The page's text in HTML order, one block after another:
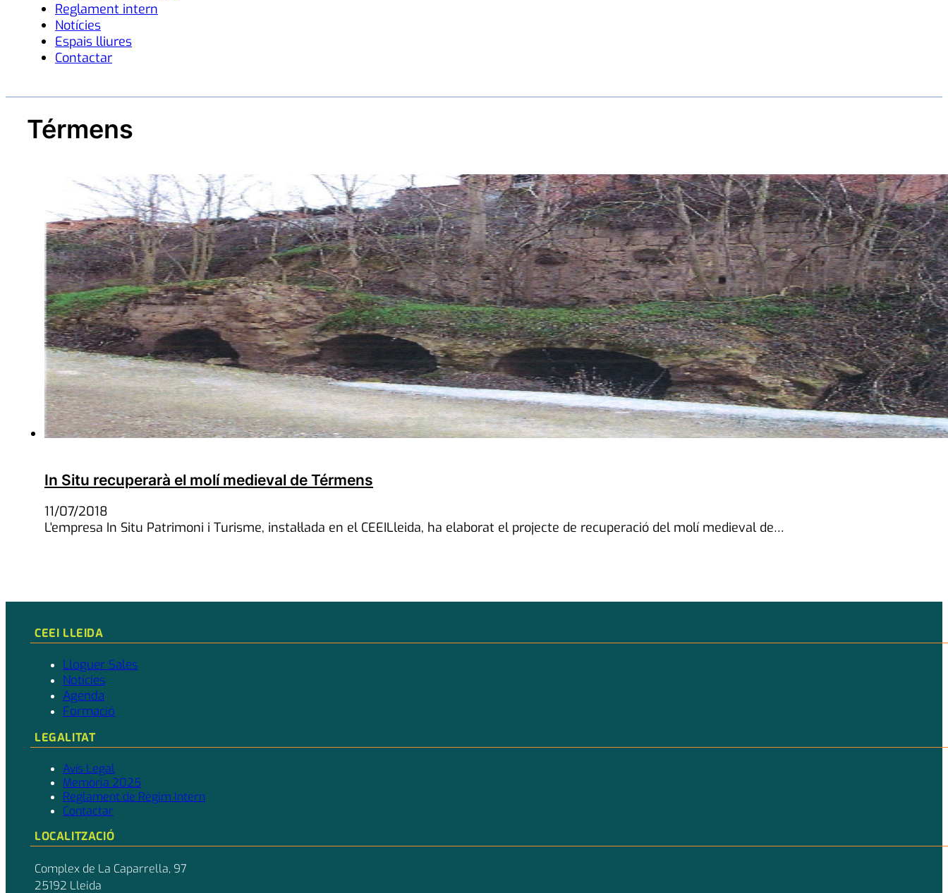
Reglament intern
Notícies
Espais lliures
Contactar
Térmens
In Situ recuperarà el molí medieval de Térmens
11/07/2018
L'empresa In Situ Patrimoni i Turisme, instal·lada en el CEEILleida, ha elaborat el projecte de recuperació del molí medieval de…
CEEI LLEIDA
Lloguer Sales
Notícies
Agenda
Formació
LEGALITAT
Avís Legal
Memòria 2025
Reglament de Règim Intern
Contactar
LOCALITZACIÓ
Complex de La Caparrella, 97
25192 Lleida